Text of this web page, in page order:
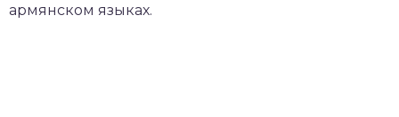
армянском языках.